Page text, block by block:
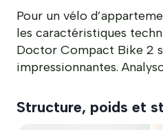
Pour un vélo
les caractéristiques
Doctor Compact Bike 2
impressionnantes.
Structure, poids et